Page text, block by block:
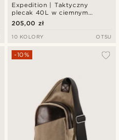
Expedition | Taktyczny
plecak 40L w ciemnym
kamuflażu z panelem na
naszywki
205,00 zł
10 KOLORY OTSU
-10%